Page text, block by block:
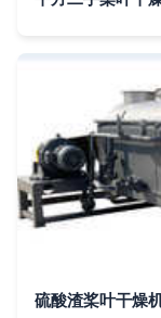
硫酸渣桨叶干燥